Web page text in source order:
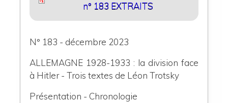
n° 183 EXTRAITS
N° 183 - décembre 2023
ALLEMAGNE 1928-1933 : la division face
à Hitler - Trois textes de Léon Trotsky
Présentation - Chronologie